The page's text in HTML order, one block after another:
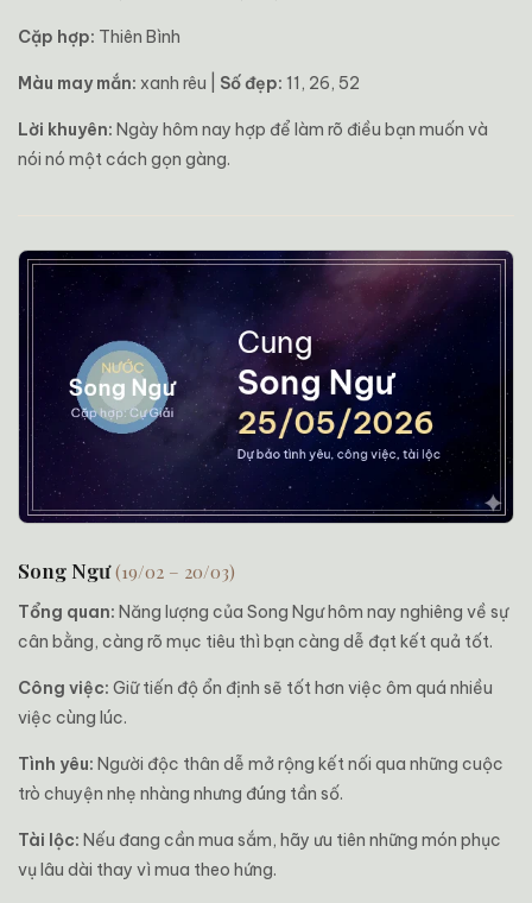
Cặp hợp: Thiên Bình
Màu may mắn: xanh rêu | Số đẹp: 11, 26, 52
Lời khuyên: Ngày hôm nay hợp để làm rõ điều bạn muốn và
nói nó một cách gọn gàng.
Song Ngư(19/02 – 20/03)
Tổng quan: Năng lượng của Song Ngư hôm nay nghiêng về sự
cân bằng, càng rõ mục tiêu thì bạn càng dễ đạt kết quả tốt.
Công việc: Giữ tiến độ ổn định sẽ tốt hơn việc ôm quá nhiều
việc cùng lúc.
Tình yêu: Người độc thân dễ mở rộng kết nối qua những cuộc
trò chuyện nhẹ nhàng nhưng đúng tần số.
Tài lộc: Nếu đang cần mua sắm, hãy ưu tiên những món phục
vụ lâu dài thay vì mua theo hứng.